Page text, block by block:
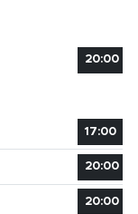
20:00
17:00
20:00
20:00